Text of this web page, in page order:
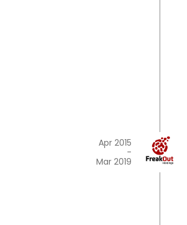
Apr 2015
-
Mar 2019